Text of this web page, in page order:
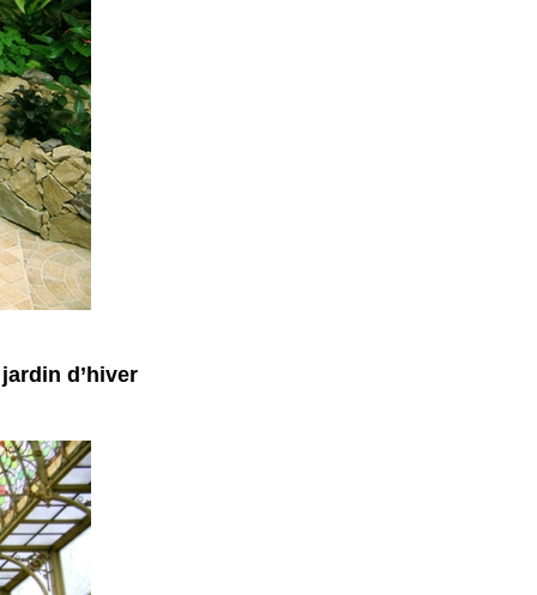
d’hiver